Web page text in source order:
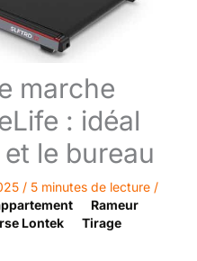
marche
: idéal
le bureau
/ 5 minutes de lecture /
Rameur
Lontek
Tirage